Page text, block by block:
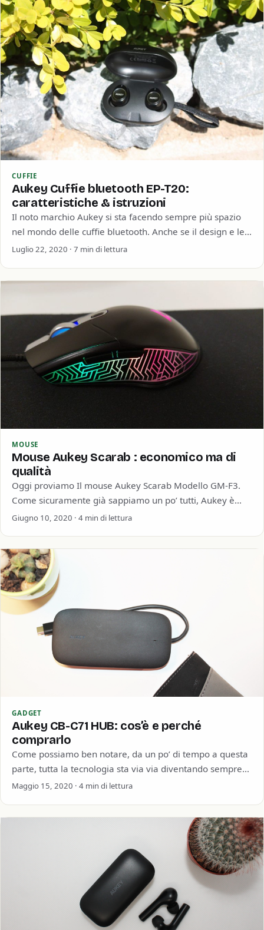
CUFFIE
Aukey Cuffie bluetooth EP-T20:
caratteristiche & istruzioni
Il noto marchio Aukey si sta facendo sempre più spazio
nel mondo delle cuffie bluetooth. Anche se il design e le
caratteristiche…
Luglio 22, 2020 · 7 min di lettura
MOUSE
Mouse Aukey Scarab : economico ma di
qualità
Oggi proviamo Il mouse Aukey Scarab Modello GM-F3.
Come sicuramente già sappiamo un po’ tutti, Aukey è
un’azienda cinese presente su Amazon…
Giugno 10, 2020 · 4 min di lettura
GADGET
Aukey CB-C71 HUB: cos’è e perché
comprarlo
Come possiamo ben notare, da un po’ di tempo a questa
parte, tutta la tecnologia sta via via diventando sempre
più compatta.…
Maggio 15, 2020 · 4 min di lettura